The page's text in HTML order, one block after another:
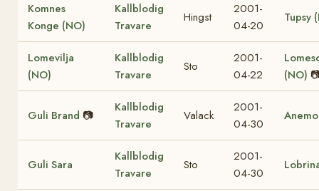
Komnes
Konge (NO)
Kallblodig
Travare
Hingst
2001-
04-20
Tupsy
Lomevilja
(NO)
Kallblodig
Travare
Sto
2001-
04-22
(NO)
Guli Brand 📷
Kallblodig
Travare
Valack
2001-
04-30
Guli Sara
Kallblodig
Travare
Sto
2001-
04-30